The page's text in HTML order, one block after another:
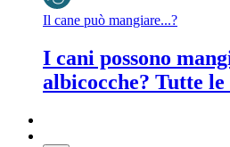
Il cane può mangiare...?
I cani possono
albicocche? Tutte